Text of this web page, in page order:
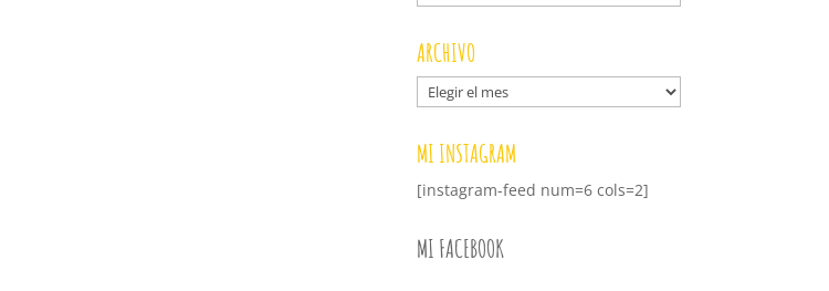
categorías
ARCHIVO
Archivo
MI INSTAGRAM
[instagram-feed num=6 cols=2]
MI FACEBOOK